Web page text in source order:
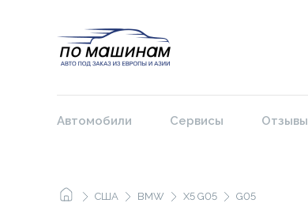
Автомобили Сервисы Отзывы
США BMW X5 G05 G05